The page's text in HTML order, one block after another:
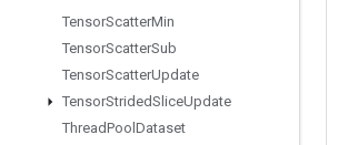
TensorScatterMin
TensorScatterSub
TensorScatterUpdate
TensorStridedSliceUpdate
ThreadPool Dataset